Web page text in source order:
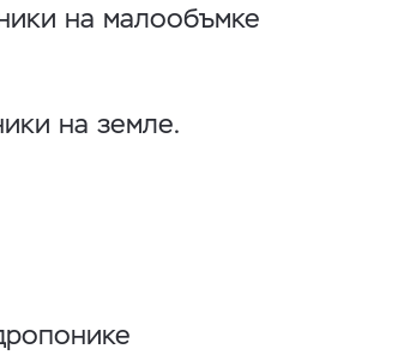
на малообъмке
на земле.